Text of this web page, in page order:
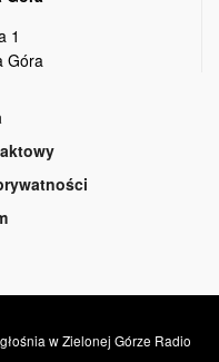
1
Góra
w Zielonej Górze Radio